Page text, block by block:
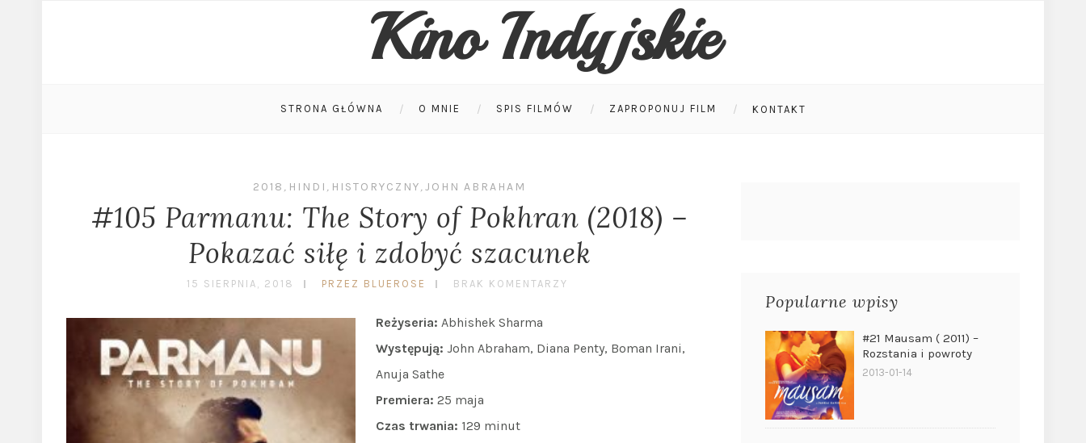
Kino Indyjskie
STRONA GŁÓWNA O MNIE SPIS FILMÓW ZAPROPONUJ FILM KONTAKT
2018 , HINDI , HISTORYCZNY,JOHN ABRAHAM
#105 Parmanu: The Story of Pokhran (2018) –
Pokazać siłę i zdobyć szacunek
15 SIERPNIA, 2018 PRZEZ BLUEROSE BRAK KOMENTARZY
Reżyseria: Abhishek Sharma
Występują: John Abraham, Diana Penty, Boman Irani,
Anuja Sathe
Premiera: 25 maja
Czas trwania: 129 minut
Popularne wpisy
#21 Mausam ( 2011) –
Rozstania i powroty
2013-01-14